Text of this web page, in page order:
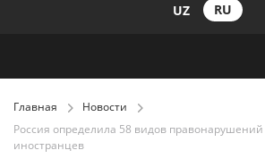
UZ RU
Главная
Новости
Россия определила 58 видов
иностранцев